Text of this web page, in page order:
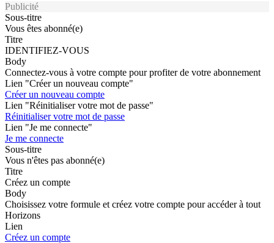
Publicité
Sous-titre
Vous êtes abonné(e)
Titre
IDENTIFIEZ-VOUS
Body
Connectez-vous à votre compte pour profiter de votre abonnement
Lien "Créer un nouveau compte"
Créer un nouveau compte
Lien "Réinitialiser votre mot de passe"
Réinitialiser votre mot de passe
Lien "Je me connecte"
Je me connecte
Sous-titre
Vous n'êtes pas abonné(e)
Titre
Créez un compte
Body
Choisissez votre formule et créez votre compte pour accéder à tout
Horizons
Lien
Créez un compte